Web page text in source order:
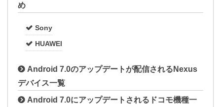
め
Sony
HUAWEI
Android 7.0のアップデートが配信されるNexus
デバイス一覧
Android 7.0にアップデートされるドコモ機種一